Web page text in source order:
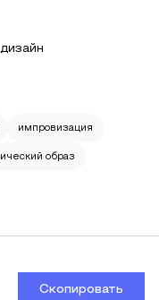
импровизация
образ
Скопировать